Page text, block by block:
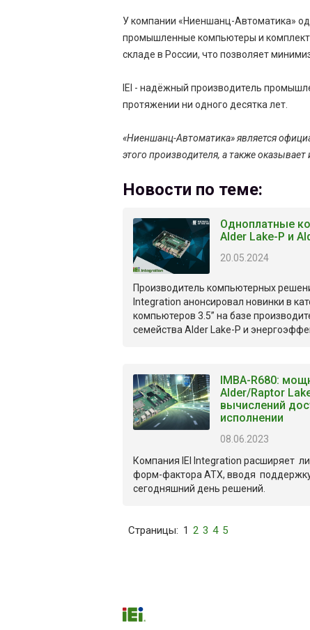
У компании «Ниеншанц-Автоматика»
промышленные компьютеры и
складе в России, что позволяет
IEI - надёжный производитель
протяжении ни одного десятка лет.
«Ниеншанц-Автоматика» является
этого производителя, а также
Новости по теме:
Одноплатные
Alder Lake-P и
20.05.2024
Производитель компьютерных
Integration анонсировал новинки в
компьютеров 3.5” на базе
семейства Alder Lake-P и
IMBA-R680:
Alder/Raptor
вычислений
исполнении
08.06.2023
Компания IEI Integration расширяет
форм-фактора ATX, вводя
сегодняшний день решений.
Страницы: 1 2 3 4 5